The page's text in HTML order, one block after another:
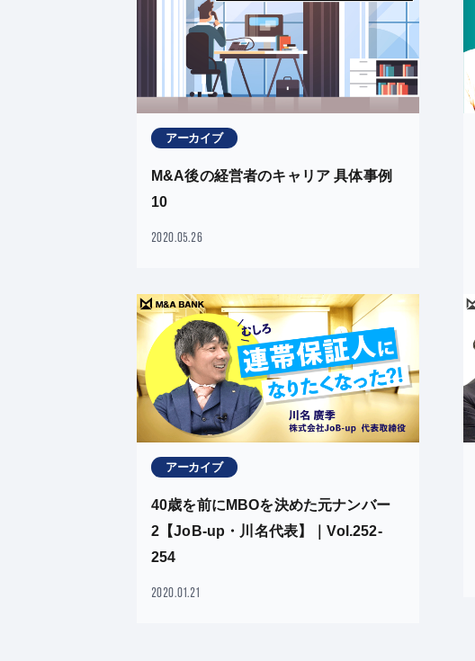
アーカイブ
M&A後の経営者のキャリア 具体事例
10
2020.05.26
アーカイブ
40歳を前にMBOを決めた元ナンバー
2【JoB-up・川名代表】｜Vol.252-
254
2020.01.21